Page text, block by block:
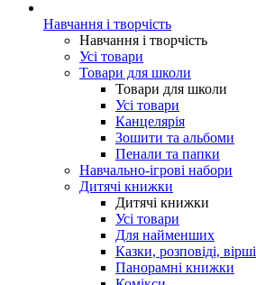
Навчання і творчість
Навчання і творчість
Усі товари
Товари для школи
Товари для школи
Усі товари
Канцелярія
Зошити та альбоми
Пенали та папки
Навчально-ігрові набори
Дитячі книжки
Дитячі книжки
Усі товари
Для найменших
Казки, розповіді, вірші
Панорамні книжки